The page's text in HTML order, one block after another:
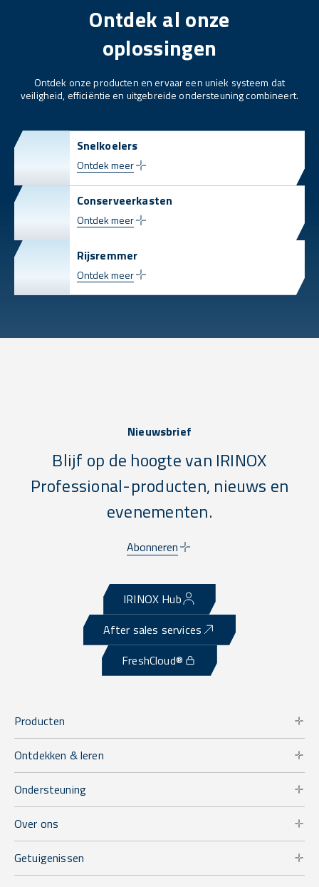
Ontdek al onze
oplossingen
Ontdek onze producten en ervaar een uniek systeem dat
veiligheid, efficiëntie en uitgebreide ondersteuning combineert.
Snelkoelers
Ontdek meer
Conserveerkasten
Ontdek meer
Rijsremmer
Ontdek meer
Nieuwsbrief
Blijf op de hoogte van IRINOX
Professional-producten, nieuws en
evenementen.
Abonneren
IRINOX Hub
After sales services
FreshCloud®
Producten
Ontdekken & leren
Ondersteuning
Over ons
Getuigenissen